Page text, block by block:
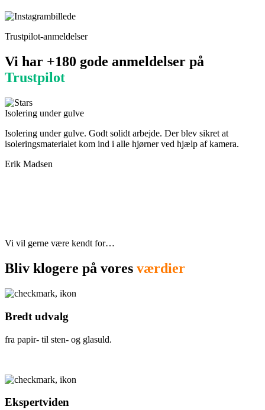
Trustpilot-anmeldelser
Vi har +180 gode anmeldelser på
Trustpilot
Isolering under gulve
Isolering under gulve. Godt solidt arbejde. Der blev sikret at
isoleringsmaterialet kom ind i alle hjørner ved hjælp af kamera.
Erik Madsen
Vi vil gerne være kendt for…
Bliv klogere på vores værdier
Bredt udvalg
fra papir- til sten- og glasuld.
Ekspertviden